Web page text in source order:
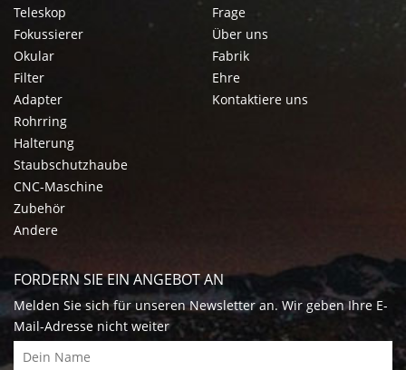
Teleskop
Fokussierer
Okular
Filter
Adapter
Rohrring
Halterung
Staubschutzhaube
CNC-Maschine
Zubehör
Andere
Frage
Über uns
Fabrik
Ehre
Kontaktiere uns
FORDERN SIE EIN ANGEBOT AN
Melden Sie sich für unseren Newsletter an. Wir geben Ihre E-
Mail-Adresse nicht weiter